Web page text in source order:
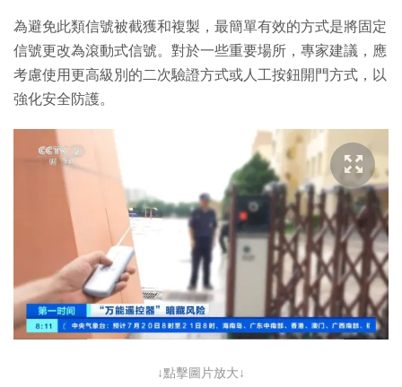
為避免此類信號被截獲和複製，最簡單有效的方式是將固定
信號更改為滾動式信號。對於一些重要場所，專家建議，應
考慮使用更高級別的二次驗證方式或人工按鈕開門方式，以
強化安全防護。
↓點擊圖片放大↓